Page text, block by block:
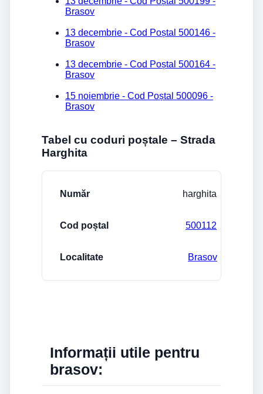
Brasov
13 decembrie - Cod Poștal 500146 -
Brasov
13 decembrie - Cod Poștal 500164 -
Brasov
15 noiembrie - Cod Poștal 500096 -
Brasov
Tabel cu coduri poștale – Strada
Harghita
harghita
500112
Brasov
Informații utile pentru
brasov: